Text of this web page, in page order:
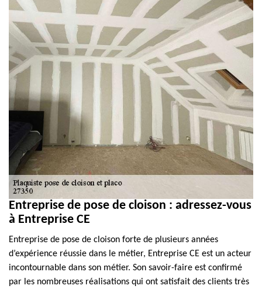
Entreprise de pose de cloison : adressez-vous
à Entreprise CE
Entreprise de pose de cloison forte de plusieurs années
d’expérience réussie dans le métier, Entreprise CE est un acteur
incontournable dans son métier. Son savoir-faire est confirmé
par les nombreuses réalisations qui ont satisfait des clients très